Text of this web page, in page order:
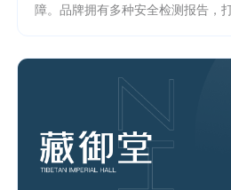
障。品牌拥有多种安全检测报告，